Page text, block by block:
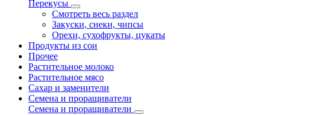
Перекусы
Смотреть весь раздел
Закуски, снеки, чипсы
Орехи, сухофрукты, цукаты
Продукты из сои
Прочее
Растительное молоко
Растительное мясо
Сахар и заменители
Семена и проращиватели
Семена и проращиватели